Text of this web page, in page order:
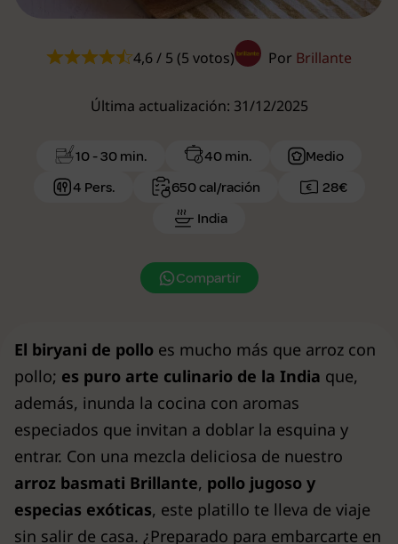
4,6 / 5 (5 votos) Por Brillante
Última actualización: 31/12/2025
10 - 30 min. 40 min.
Medio
4 Pers.
650 cal/ración
28€
India
Compartir
El biryani de pollo es mucho más que arroz con
pollo; es puro arte culinario de la India que,
además, inunda la cocina con aromas
especiados que invitan a doblar la esquina y
entrar. Con una mezcla deliciosa de nuestro
arroz basmati Brillante, pollo jugoso y
especias exóticas, este platillo te lleva de viaje
sin salir de casa. ¿Preparado para embarcarte en